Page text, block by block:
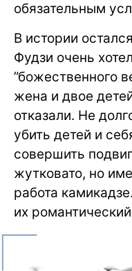
обязательным
В истории
Фудзи очень
”божественного
жена и двое
отказали. Не
убить детей и
совершить
жутковато, но
работа
их